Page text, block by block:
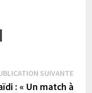
:
SUIVANTE
: « Un match à